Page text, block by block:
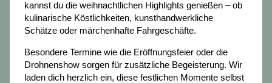
kannst du die weihnachtlichen Highlights genießen – ob
kulinarische Köstlichkeiten, kunsthandwerkliche
Schätze oder märchenhafte Fahrgeschäfte.
Besondere Termine wie die Eröffnungsfeier oder die
Drohnenshow sorgen für zusätzliche Begeisterung. Wir
laden dich herzlich ein, diese festlichen Momente selbst